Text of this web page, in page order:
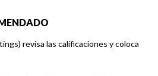
revisa las calificaciones y coloca